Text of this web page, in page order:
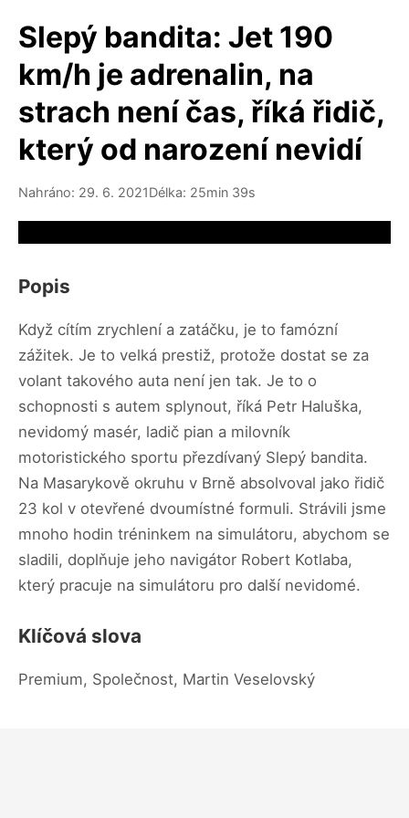
Slepý bandita: Jet 190
km/h je adrenalin, na
strach není čas, říká řidič,
který od narození nevidí
Nahráno: 29. 6. 2021Délka: 25min 39s
Popis
Když cítím zrychlení a zatáčku, je to famózní
zážitek. Je to velká prestiž, protože dostat se za
volant takového auta není jen tak. Je to o
schopnosti s autem splynout, říká Petr Haluška,
nevidomý masér, ladič pian a milovník
motoristického sportu přezdívaný Slepý bandita.
Na Masarykově okruhu v Brně absolvoval jako řidič
23 kol v otevřené dvoumístné formuli. Strávili jsme
mnoho hodin tréninkem na simulátoru, abychom se
sladili, doplňuje jeho navigátor Robert Kotlaba,
který pracuje na simulátoru pro další nevidomé.
Klíčová slova
Premium, Společnost, Martin Veselovský